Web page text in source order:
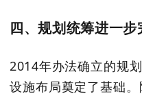
四、规划统筹进一步
2014年办法确立的规
设施布局奠定了基础